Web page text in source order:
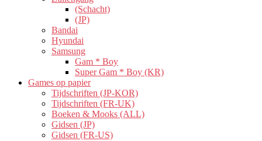
(Schacht)
(JP)
Bandai
Hyundai
Samsung
Gam * Boy
Super Gam * Boy (KR)
Games op papier
Tijdschriften (JP-KOR)
Tijdschriften (FR-UK)
Boeken & Mooks (ALL)
Gidsen (JP)
Gidsen (FR-US)